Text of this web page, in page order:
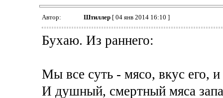
Автор: Штиллер[ 04 янв 2014 16:10 ]
Бухаю. Из раннего:
Мы все суть - мясо, вкус его, и
И душный, смертный мяса